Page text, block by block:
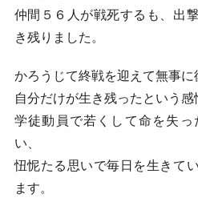
仲間５６人が戦死するも、出
き残りました。
かろうじて終戦を迎えて無事に
自分だけが生き残ったという感
学徒動員で若くして命を失
い、
忸怩たる思いで毎日を生きて
ます。